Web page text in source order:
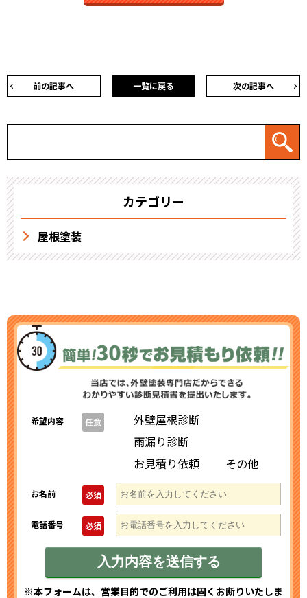
前の記事へ 次の記事へ
一覧に戻る
カテゴリー
屋根塗装
希望内容 任意
外壁屋根診断
雨漏り診断
お見積り依頼
その他
お名前 必須
電話番号 必須
※本フォームは、営業目的でのご利用は固くお断りいたしま